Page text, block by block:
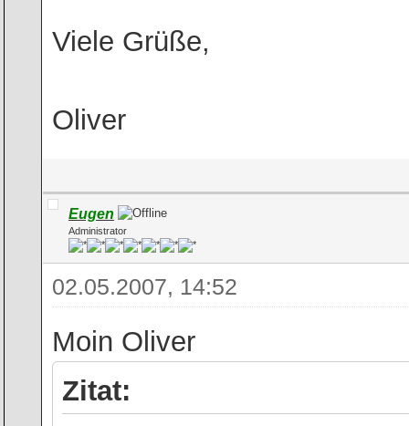
Viele Grüße,
Oliver
Eugen
Administrator
02.05.2007, 14:52
Moin Oliver
Zitat: